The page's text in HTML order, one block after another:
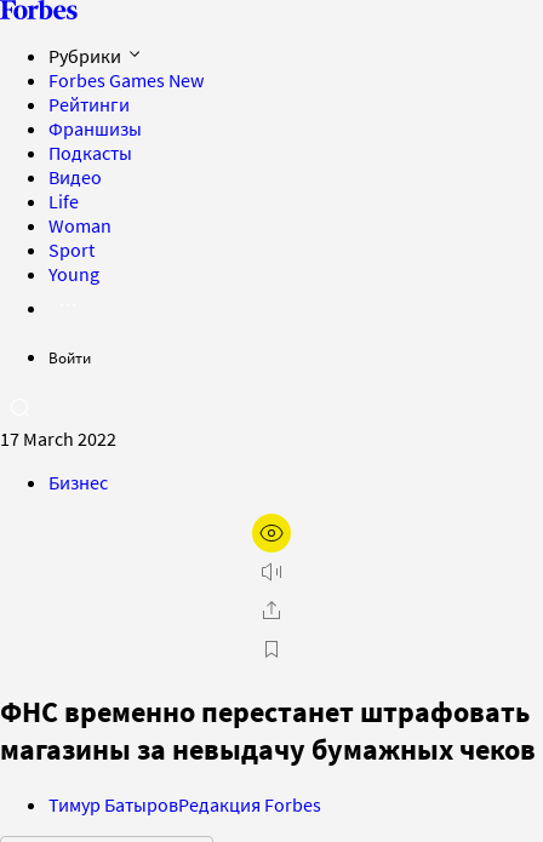
Рубрики
Forbes Games New
Рейтинги
Франшизы
Подкасты
Видео
Life
Woman
Sport
Young
Войти
17 March 2022
Бизнес
ФНС временно перестанет штрафовать
магазины за невыдачу бумажных чеков
Тимур БатыровРедакция Forbes